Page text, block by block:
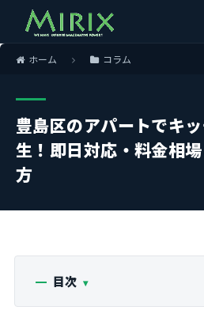
ホーム コラム
豊島区のアパートでキ
生！即日対応・料金相
方
目次